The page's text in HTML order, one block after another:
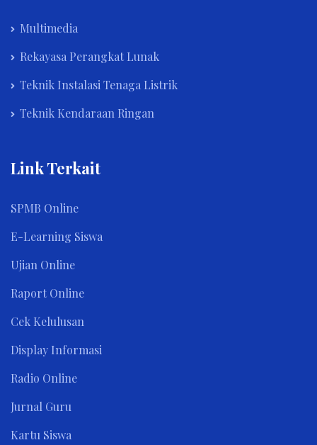
Multimedia
Rekayasa Perangkat Lunak
Teknik Instalasi Tenaga Listrik
Teknik Kendaraan Ringan
Link Terkait
SPMB Online
E-Learning Siswa
Ujian Online
Raport Online
Cek Kelulusan
Display Informasi
Radio Online
Jurnal Guru
Kartu Siswa